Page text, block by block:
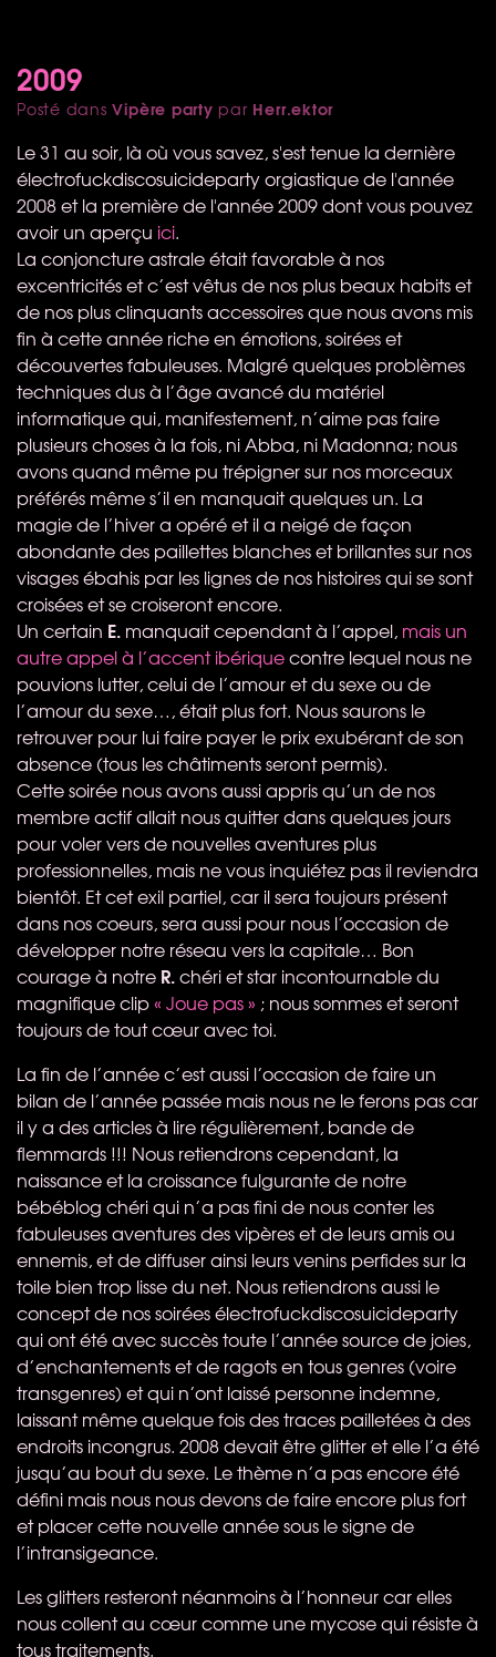
2009
Posté dansVipère party par Herr.ektor
Le 31 au soir, là où vous savez, s'est tenue la dernière
électrofuckdiscosuicideparty orgiastique de l'année
2008 et la première de l'année 2009 dont vous pouvez
avoir un aperçu ici.
La conjoncture astrale était favorable à nos
excentricités et c’est vêtus de nos plus beaux habits et
de nos plus clinquants accessoires que nous avons mis
fin à cette année riche en émotions, soirées et
découvertes fabuleuses. Malgré quelques problèmes
techniques dus à l’âge avancé du matériel
informatique qui, manifestement, n’aime pas faire
plusieurs choses à la fois, ni Abba, ni Madonna; nous
avons quand même pu trépigner sur nos morceaux
préférés même s’il en manquait quelques un. La
magie de l’hiver a opéré et il a neigé de façon
abondante des paillettes blanches et brillantes sur nos
visages ébahis par les lignes de nos histoires qui se sont
croisées et se croiseront encore.
Un certain E. manquait cependant à l’appel, mais un
autre appel à l’accent ibériquecontre lequel nous ne
pouvions lutter, celui de l’amour et du sexe ou de
l’amour du sexe…, était plus fort. Nous saurons le
retrouver pour lui faire payer le prix exubérant de son
absence (tous les châtiments seront permis).
Cette soirée nous avons aussi appris qu’un de nos
membre actif allait nous quitter dans quelques jours
pour voler vers de nouvelles aventures plus
professionnelles, mais ne vous inquiétez pas il reviendra
bientôt. Et cet exil partiel, car il sera toujours présent
dans nos coeurs, sera aussi pour nous l’occasion de
développer notre réseau vers la capitale… Bon
courage à notre R.chéri et star incontournable du
magnifique clip« Joue pas » ; nous sommes et seront
toujours de tout cœur avec toi.
La fin de l’année c’est aussi l’occasion de faire un
bilan de l’année passée mais nous ne le ferons pas car
il y a des articles à lire régulièrement, bande de
flemmards !!! Nous retiendrons cependant, la
naissance et la croissance fulgurante de notre
bébéblog chéri qui n’a pas fini de nous conter les
fabuleuses aventures des vipères et de leurs amis ou
ennemis, et de diffuser ainsi leurs venins perfides sur la
toile bien trop lisse du net. Nous retiendrons aussi le
concept de nos soirées électrofuckdiscosuicideparty
qui ont été avec succès toute l’année source de joies,
d’enchantements et de ragots en tous genres (voire
transgenres) et qui n’ont laissé personne indemne,
laissant même quelque fois des traces pailletées à des
endroits incongrus. 2008 devait être glitter et elle l’a été
jusqu’au bout du sexe. Le thème n’a pas encore été
défini mais nous nous devons de faire encore plus fort
et placer cette nouvelle année sous le signe de
l’intransigeance.
Les glitters resteront néanmoins à l’honneur car elles
nous collent au cœur comme une mycose qui résiste à
tous traitements.